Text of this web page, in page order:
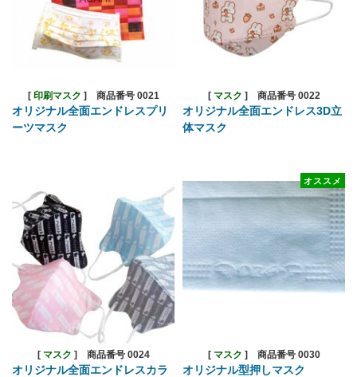
[ 印刷マスク ] 商品番号 0021
オリジナル全面エンドレスプリ
ーツマスク
[ マスク ] 商品番号 0022
オリジナル全面エンドレス3D立
体マスク
[ マスク ] 商品番号 0024
オリジナル全面エンドレスカラ
オススメ
[ マスク ] 商品番号 0030
オリジナル型押しマスク